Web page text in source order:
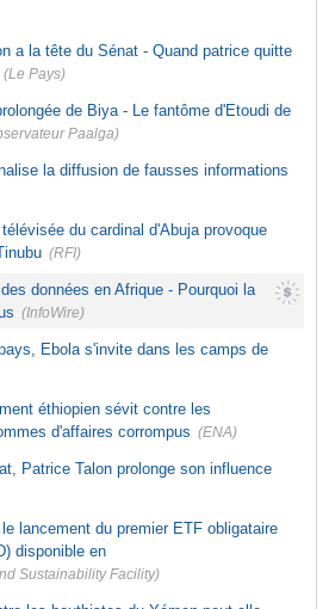
a la tête du Sénat - Quand patrice quitte
(Le Pays)
de Biya - Le fantôme d'Etoudi de
Paalga)
la diffusion de fausses informations
du cardinal d'Abuja provoque
(RFI)
données en Afrique - Pourquoi la
(InfoWire)
Ebola s'invite dans les camps de
éthiopien sévit contre les
d'affaires corrompus (ENA)
Patrice Talon prolonge son influence
lancement du premier ETF obligataire
disponible en
Sustainability Facility)